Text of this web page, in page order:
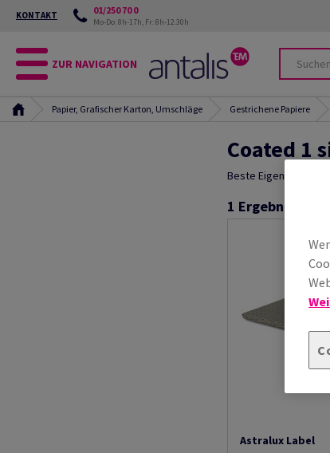
KONTAKT 01/250 70 0
Mo-Do: 8h-17h, Fr: 8h-12.30h
ZUR NAVIGATION
Papier, Grafischer Karton, Umschläge Gestrichene Papiere
Coated 1
Beste Eigenschaften
1 Ergebnisse
Astralux Label